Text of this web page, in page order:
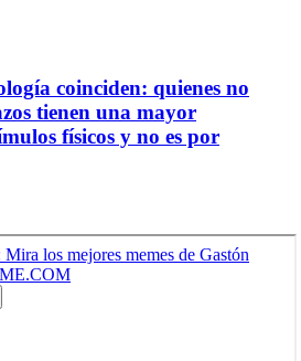
coinciden: quienes no
tienen una mayor
físicos y no es por